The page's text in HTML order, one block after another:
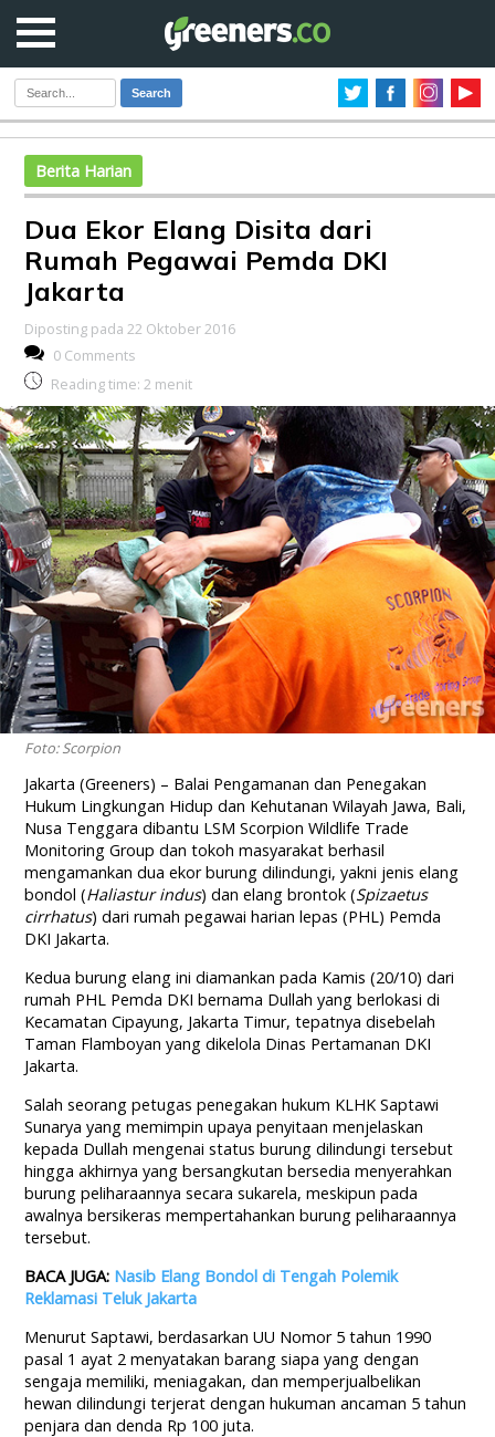
Search
Berita Harian
Dua Ekor Elang Disita dari
Rumah Pegawai Pemda DKI
Jakarta
Diposting pada 22 Oktober 2016
0 Comments
Reading time: 2 menit
Foto: Scorpion
Jakarta (Greeners) – Balai Pengamanan dan Penegakan
Hukum Lingkungan Hidup dan Kehutanan Wilayah Jawa, Bali,
Nusa Tenggara dibantu LSM Scorpion Wildlife Trade
Monitoring Group dan tokoh masyarakat berhasil
mengamankan dua ekor burung dilindungi, yakni jenis elang
bondol (Haliastur indus) dan elang brontok (Spizaetus
cirrhatus) dari rumah pegawai harian lepas (PHL) Pemda
DKI Jakarta.
Kedua burung elang ini diamankan pada Kamis (20/10) dari
rumah PHL Pemda DKI bernama Dullah yang berlokasi di
Kecamatan Cipayung, Jakarta Timur, tepatnya disebelah
Taman Flamboyan yang dikelola Dinas Pertamanan DKI
Jakarta.
Salah seorang petugas penegakan hukum KLHK Saptawi
Sunarya yang memimpin upaya penyitaan menjelaskan
kepada Dullah mengenai status burung dilindungi tersebut
hingga akhirnya yang bersangkutan bersedia menyerahkan
burung peliharaannya secara sukarela, meskipun pada
awalnya bersikeras mempertahankan burung peliharaannya
tersebut.
BACA JUGA: Nasib Elang Bondol di Tengah Polemik
Reklamasi Teluk Jakarta
Menurut Saptawi, berdasarkan UU Nomor 5 tahun 1990
pasal 1 ayat 2 menyatakan barang siapa yang dengan
sengaja memiliki, meniagakan, dan memperjualbelikan
hewan dilindungi terjerat dengan hukuman ancaman 5 tahun
penjara dan denda Rp 100 juta.